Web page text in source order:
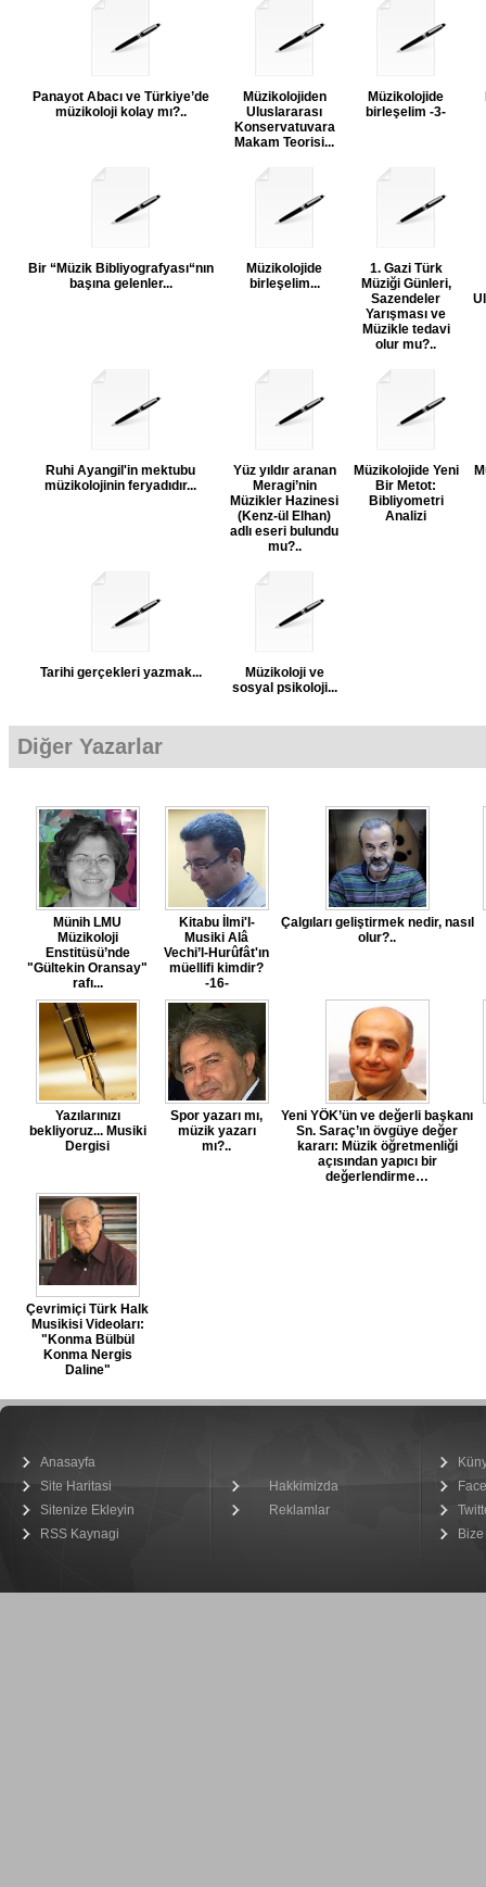
Panayot Abacı ve Türkiye’de
müzikoloji kolay mı?..
Müzikolojiden
Uluslararası
Konservatuvara
Makam Teorisi...
Müzikolojide
birleşelim -3-
Bir “Müzik Bibliyografyası“nın
başına gelenler...
Müzikolojide
birleşelim...
1. Gazi Türk
Müziği Günleri,
Sazendeler
Yarışması ve
Müzikle tedavi
olur mu?..
Ruhi Ayangil'in mektubu
müzikolojinin feryadıdır...
Yüz yıldır aranan
Meragi’nin
Müzikler Hazinesi
(Kenz-ül Elhan)
adlı eseri bulundu
mu?..
Müzikolojide Yeni
Bir Metot:
Bibliyometri
Analizi
Tarihi gerçekleri yazmak...
Müzikoloji ve
sosyal psikoloji...
Diğer Yazarlar
Münih LMU
Müzikoloji
Enstitüsü’nde
"Gültekin Oransay"
rafı...
Kitabu İlmi'l-
Musiki Alâ
Vechi’l-Hurûfât'ın
müellifi kimdir?
-16-
Çalgıları geliştirmek nedir, nasıl
olur?..
Yazılarınızı
bekliyoruz... Musiki
Dergisi
Spor yazarı mı,
müzik yazarı
mı?..
Yeni YÖK’ün ve değerli başkanı
Sn. Saraç’ın övgüye değer
kararı: Müzik öğretmenliği
açısından yapıcı bir
değerlendirme…
Çevrimiçi Türk Halk
Musikisi Videoları:
"Konma Bülbül
Konma Nergis
Daline"
Anasayfa
Site Haritasi
Sitenize Ekleyin
RSS Kaynagi
Hakkimizda
Reklamlar